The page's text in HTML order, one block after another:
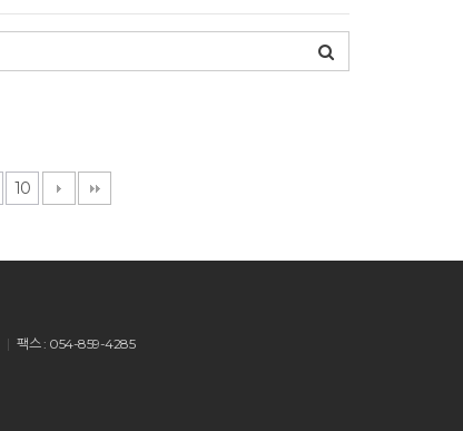
10
팩스 : 054-859-4285